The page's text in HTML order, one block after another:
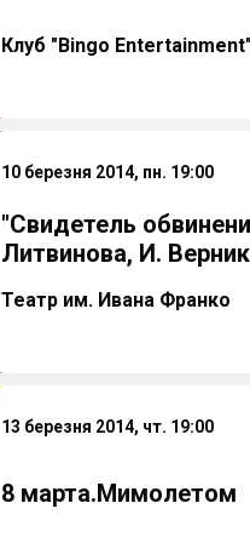
Клуб "Bingo Entertainment"
10 березня 2014, пн. 19:00
"Свидетель
Литвинова, И. Верник
Театр им. Ивана Франко
13 березня 2014, чт. 19:00
8 марта.Мимолетом